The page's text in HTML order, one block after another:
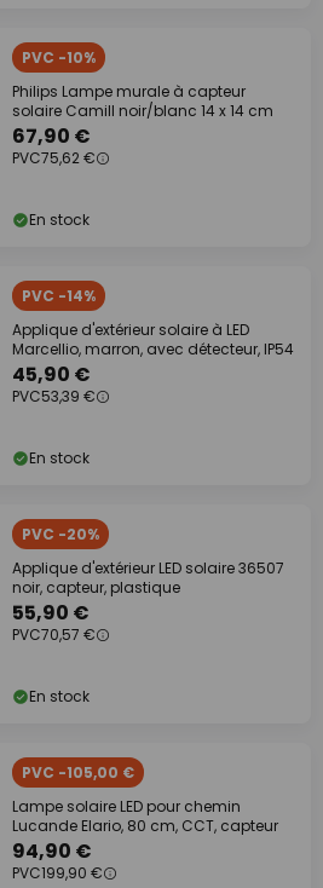
PVC -10%
Philips Lampe murale à capteur
solaire Camill noir/blanc 14 x 14 cm
67,90 €
PVC75,62 €
En stock
PVC -14%
Applique d'extérieur solaire à LED
Marcellio, marron, avec détecteur, IP54
45,90 €
PVC53,39 €
En stock
PVC -20%
Applique d'extérieur LED solaire 36507
noir, capteur, plastique
55,90 €
PVC70,57 €
En stock
PVC -105,00 €
Lampe solaire LED pour chemin
Lucande Elario, 80 cm, CCT, capteur
94,90 €
PVC199,90 €